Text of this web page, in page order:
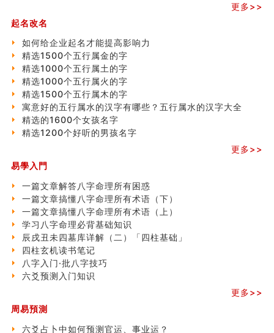
風水辟邪大全
更多>>
起名改名
如何给企业起名才能提高影响力
精选1500个五行属金的字
精选1000个五行属土的字
精选1000个五行属火的字
精选1500个五行属木的字
寓意好的五行属水的汉字有哪些？五行属水的汉字大全
精选的1600个女孩名字
精选1200个好听的男孩名字
更多>>
易學入門
一篇文章解答八字命理所有困惑
一篇文章搞懂八字命理所有术语（下）
一篇文章搞懂八字命理所有术语（上）
学习八字命理必背基础知识
辰戌丑未四墓库详解（二）「四柱基础」
四柱玄机读书笔记
八字入门·批八字技巧
六爻预测入门知识
更多>>
周易預測
六爻占卜中如何预测官运、事业运？